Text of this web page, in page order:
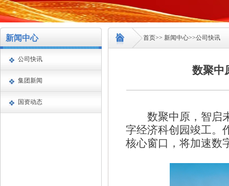
新闻中心
公司快讯
集团新闻
国资动态
首页>> 新闻中心>>公司快讯
数聚中
数聚中原，智启未
字经济科创园竣工。
核心窗口，将加速数